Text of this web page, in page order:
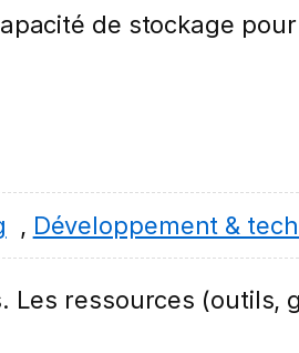
de stockage
, Développement &
ressources (outils,